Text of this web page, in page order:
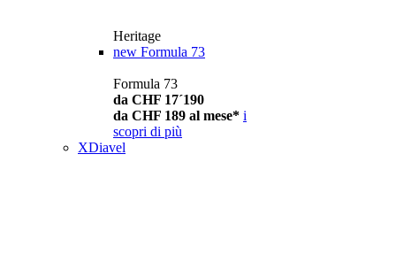
Heritage
new Formula 73
Formula 73
da CHF 17´190
da CHF 189 al mese* i
scopri di più
XDiavel